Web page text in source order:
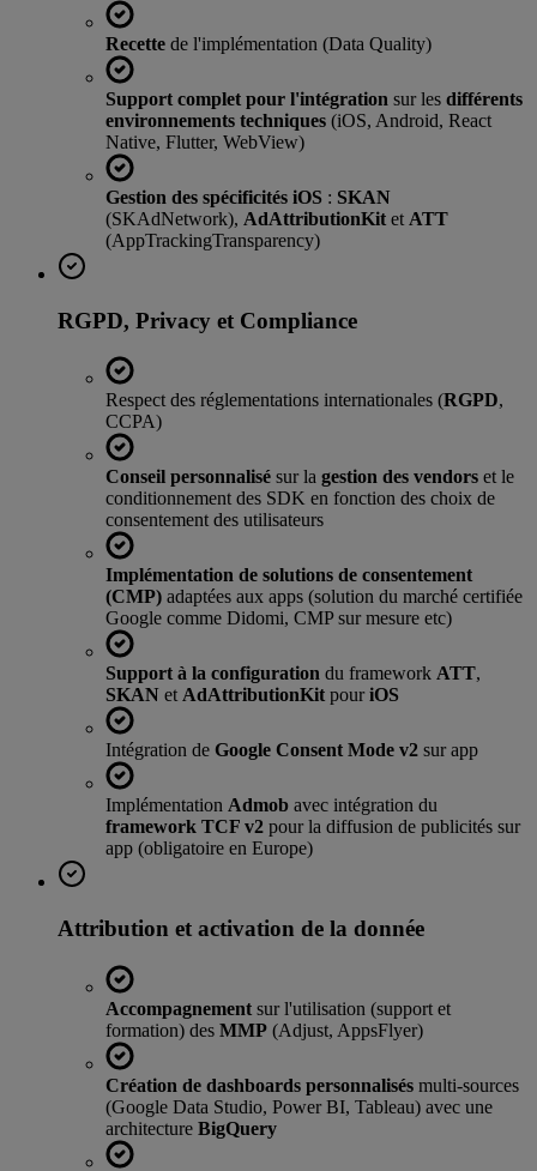
Recette de l'implémentation (Data Quality)
Support complet pour l'intégration sur les différents
environnements techniques (iOS, Android, React
Native, Flutter, WebView)
Gestion des spécificités iOS : SKAN
(SKAdNetwork), AdAttributionKit et ATT
(AppTrackingTransparency)
RGPD, Privacy et Compliance
Respect des réglementations internationales (RGPD,
CCPA)
Conseil personnalisé sur la gestion des vendors et le
conditionnement des SDK en fonction des choix de
consentement des utilisateurs
Implémentation de solutions de consentement
(CMP) adaptées aux apps (solution du marché certifiée
Google comme Didomi, CMP sur mesure etc)
Support à la configuration du framework ATT,
SKAN et AdAttributionKit pouriOS
Intégration de Google Consent Mode v2 sur app
Implémentation Admob avec intégration du
framework TCF v2 pour la diffusion de publicités sur
app (obligatoire en Europe)
Attribution et activation de la donnée
Accompagnement sur l'utilisation (support et
formation) des MMP (Adjust, AppsFlyer)
Création de dashboards personnalisés multi-sources
(Google Data Studio, Power BI, Tableau) avec une
architecture BigQuery